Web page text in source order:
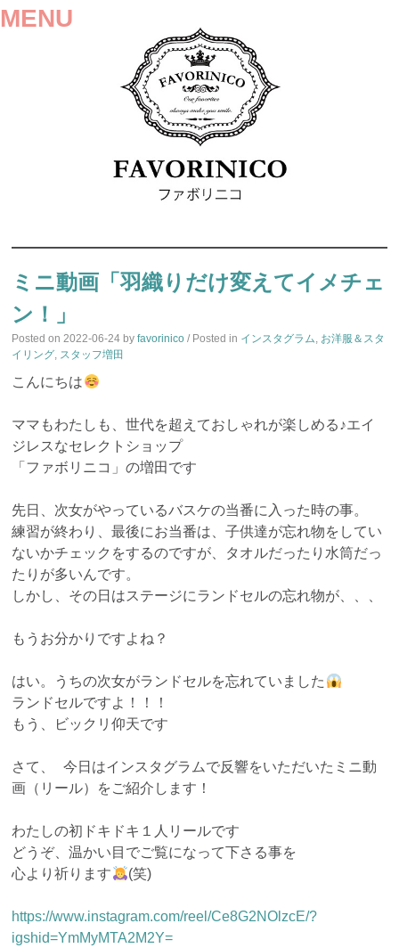
MENU
TO
ミニ動画「羽織りだけ変えてイメチェ
ン！」
Posted on2022-06-24 byfavorinico / Posted in インスタグラム, お洋服＆スタ
イリング, スタッフ増田
こんにちは
ママもわたしも、世代を超えておしゃれが楽しめる♪エイ
ジレスなセレクトショップ
「ファボリニコ」の増田です
先日、次女がやっているバスケの当番に入った時の事。
練習が終わり、最後にお当番は、子供達が忘れ物をしてい
ないかチェックをするのですが、タオルだったり水筒だっ
たりが多いんです。
しかし、その日はステージにランドセルの忘れ物が、、、
もうお分かりですよね？
はい。うちの次女がランドセルを忘れていました
ランドセルですよ！！！
もう、ビックリ仰天です
さて、 今日はインスタグラムで反響をいただいたミニ動
画（リール）をご紹介します！
わたしの初ドキドキ１人リールです
どうぞ、温かい目でご覧になって下さる事を
心より祈ります
(笑)
https://www.instagram.com/reel/Ce8G2NOlzcE/?
igshid=YmMyMTA2M2Y=